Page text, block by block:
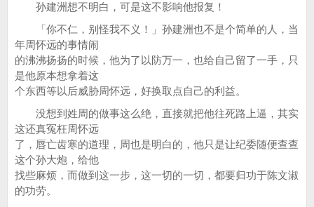
孙建洲想不明白，可是这不影响他报复！
「你不仁，别怪我不义！」孙建洲也不是个简单的人，当
年周怀远的事情闹
的沸沸扬扬的时候，他为了以防万一，也给自己留了一手，只
是他原本想拿着这
个东西等以后威胁周怀远，好换取点自己的利益。
没想到姓周的做事这么绝，直接就把他往死路上逼，其实
这还真冤枉周怀远
了，唇亡齿寒的道理，周也是明白的，他只是让纪委随便查查
这个孙大炮，给他
找些麻烦，而做到这一步，这一切的一切，都要归功于陈文淑
的功劳。